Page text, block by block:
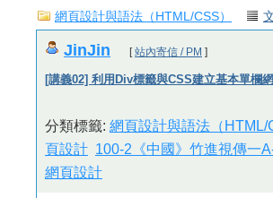
網頁設計與語法（HTML/CSS）
JinJin [站內寄信 / PM ]
[講義02] 利用Div標籤與CSS建立基本單欄
分類標籤: 網頁設計與語法（HTML/
頁設計 100-2《中國》竹進視傳一
網頁設計